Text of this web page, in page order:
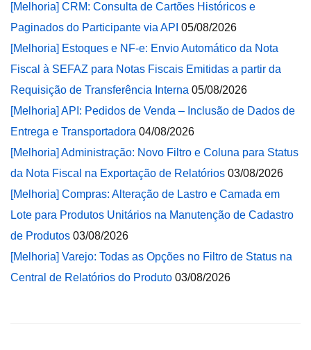
[Melhoria] CRM: Consulta de Cartões Históricos e
Paginados do Participante via API 05/08/2026
[Melhoria] Estoques e NF-e: Envio Automático da Nota
Fiscal à SEFAZ para Notas Fiscais Emitidas a partir da
Requisição de Transferência Interna 05/08/2026
[Melhoria] API: Pedidos de Venda – Inclusão de Dados de
Entrega e Transportadora 04/08/2026
[Melhoria] Administração: Novo Filtro e Coluna para Status
da Nota Fiscal na Exportação de Relatórios 03/08/2026
[Melhoria] Compras: Alteração de Lastro e Camada em
Lote para Produtos Unitários na Manutenção de Cadastro
de Produtos 03/08/2026
[Melhoria] Varejo: Todas as Opções no Filtro de Status na
Central de Relatórios do Produto 03/08/2026